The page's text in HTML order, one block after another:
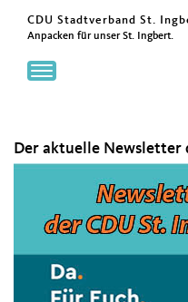
CDU Stadtverband St.
Anpacken für unser St. Ingbert.
Toggle
navigation
Der aktuelle